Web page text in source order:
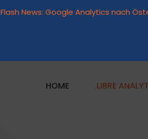
HOME LIBRE
Flash News: Google Analytics nach